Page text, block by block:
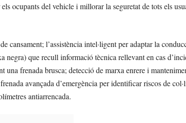
ocupants del vehicle i millorar la seguretat de tots els
cansament; l’assistència intel·ligent per adaptar la
negra) que recull informació tècnica rellevant en cas
una frenada brusca; detecció de marxa enrere i
avançada d’emergència per identificar riscos de
antiarrencada.